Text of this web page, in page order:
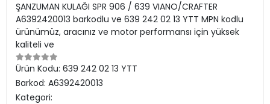
ŞANZUMAN KULAĞI SPR 906 / 639 VIANO/CRAFTER
A6392420013 barkodlu ve 639 242 02 13 YTT MPN kodlu
ürünümüz, aracınız ve motor performansı için yüksek
kaliteli ve
Ürün Kodu: 639 242 02 13 YTT
Barkod: A6392420013
Kategori: